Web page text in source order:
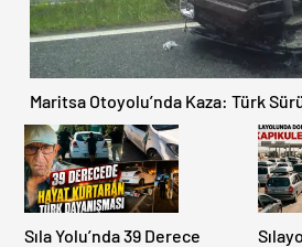
Maritsa Otoyolu’nda Kaza: Türk
Sıla Yolu’nda 39 Derece